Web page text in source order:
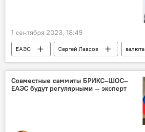
1 сентября 2023, 18:49
ЕАЭС Сергей Лавров
валюта
МИД
МИД РФ
доллары
США
Совместные саммиты БРИКС–ШОС–
ЕАЭС будут регулярными — эксперт